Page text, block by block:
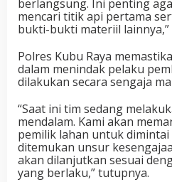
berlangsung. Ini penting
mencari titik api pertama
bukti-bukti materiil lainnya,”
Polres Kubu Raya
dalam menindak pelaku
dilakukan secara sengaja
“Saat ini tim sedang
mendalam. Kami akan
pemilik lahan untuk dimintai
ditemukan unsur
akan dilanjutkan sesuai
yang berlaku,” tutupnya.